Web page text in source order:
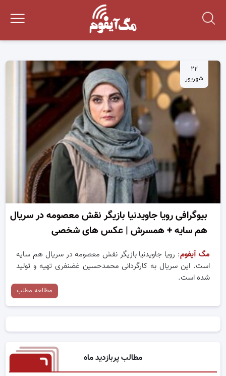
۲۲
شهریور
بیوگرافی رویا جاویدنیا بازیگر نقش معصومه در سریال
هم سایه + همسرش | عکس های شخصی
مگ آیفوم: رویا جاویدنیا بازیگر نقش معصومه در سریال هم سایه
است. این سریال به کارگردانی محمدحسین غضنفری تهیه و تولید
شده است.
مطالعه مطلب
مطالب پربازدید ماه